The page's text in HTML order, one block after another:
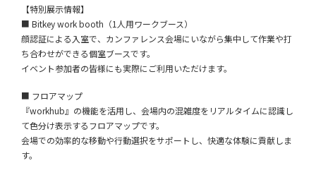
【特別展示情報】
■ Bitkey work booth（1人用ワークブース）
顔認証による入室で、カンファレンス会場にいながら集中して作業や打
ち合わせができる個室ブースです。
イベント参加者の皆様にも実際にご利用いただけます。
■ フロアマップ
『workhub』の機能を活用し、会場内の混雑度をリアルタイムに認識し
て色分け表示するフロアマップです。
会場での効率的な移動や行動選択をサポートし、快適な体験に貢献しま
す。